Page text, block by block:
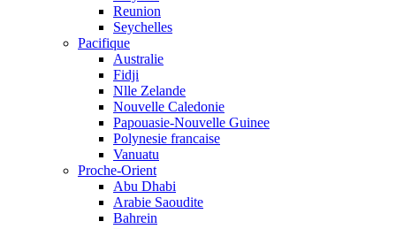
Reunion
Seychelles
Pacifique
Australie
Fidji
Nlle Zelande
Nouvelle Caledonie
Papouasie-Nouvelle Guinee
Polynesie francaise
Vanuatu
Proche-Orient
Abu Dhabi
Arabie Saoudite
Bahrein